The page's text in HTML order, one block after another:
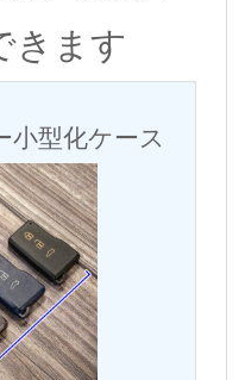
きます
小型化ケース